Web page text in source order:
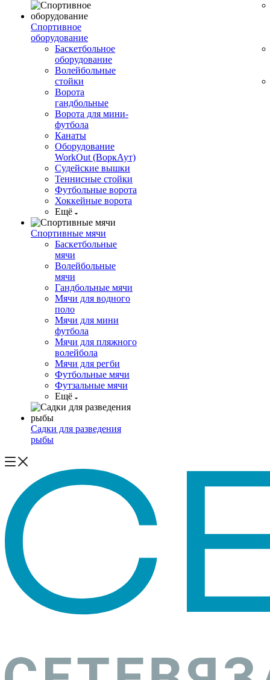
Спортивное
оборудование
Баскетбольное
оборудование
Волейбольные
стойки
Ворота
гандбольные
Ворота для мини-
футбола
Канаты
Оборудование
WorkOut (ВоркАут)
Судейские вышки
Теннисные стойки
Футбольные ворота
Хоккейные ворота
Ещё
Спортивные мячи
Баскетбольные
мячи
Волейбольные
мячи
Гандбольные мячи
Мячи для водного
поло
Мячи для мини
футбола
Мячи для пляжного
волейбола
Мячи для регби
Футбольные мячи
Футзальные мячи
Ещё
Садки для разведения
рыбы